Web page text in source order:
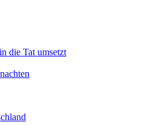
die Tat umsetzt